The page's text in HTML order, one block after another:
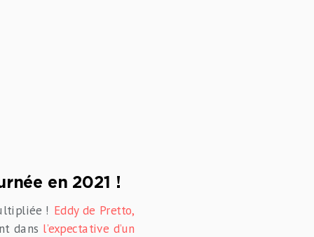
en 2021 !
! Eddy de Pretto,
dans l’expectative d’un